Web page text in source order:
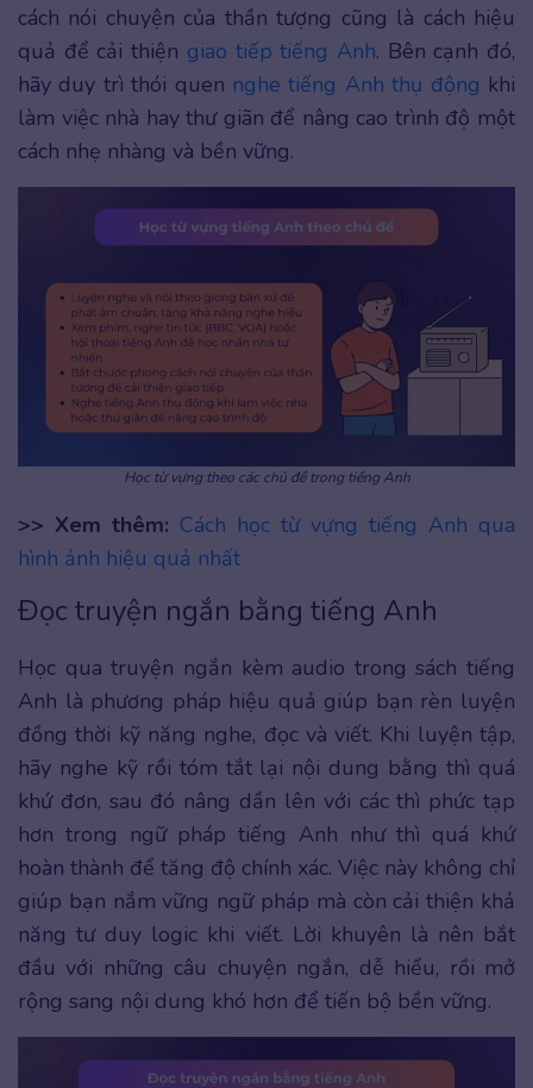
cách nói chuyện của thần tượng cũng là cách hiệu
quả để cải thiện giao tiếp tiếng Anh. Bên cạnh đó,
hãy duy trì thói quen nghe tiếng Anh thụ động khi
làm việc nhà hay thư giãn để nâng cao trình độ một
cách nhẹ nhàng và bền vững.
Học từ vựng theo các chủ đề trong tiếng Anh
>> Xem thêm: Cách học từ vựng tiếng Anh qua
hình ảnh hiệu quả nhất
Đọc truyện ngắn bằng tiếng Anh
Học qua truyện ngắn kèm audio trong sách tiếng
Anh là phương pháp hiệu quả giúp bạn rèn luyện
đồng thời kỹ năng nghe, đọc và viết. Khi luyện tập,
hãy nghe kỹ rồi tóm tắt lại nội dung bằng thì quá
khứ đơn, sau đó nâng dần lên với các thì phức tạp
hơn trong ngữ pháp tiếng Anh như thì quá khứ
hoàn thành để tăng độ chính xác. Việc này không chỉ
giúp bạn nắm vững ngữ pháp mà còn cải thiện khả
năng tư duy logic khi viết. Lời khuyên là nên bắt
đầu với những câu chuyện ngắn, dễ hiểu, rồi mở
rộng sang nội dung khó hơn để tiến bộ bền vững.